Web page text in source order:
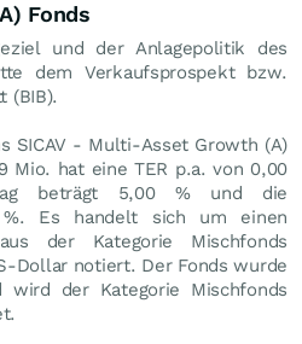
Fonds
und der Anlagepolitik des
dem Verkaufsprospekt bzw.
(BIB).
SICAV - Multi-Asset Growth (A)
Mio. hat eine TER p.a. von 0,00
beträgt 5,00 % und die
%. Es handelt sich um einen
der Kategorie Mischfonds
Dollar notiert. Der Fonds wurde
wird der Kategorie Mischfonds